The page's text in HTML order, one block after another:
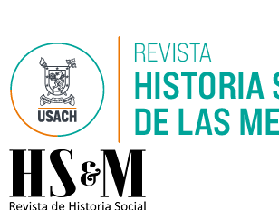
logo_hsm_2021.png